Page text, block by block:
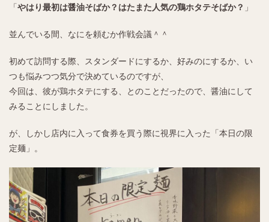
「やはり最初は醤油そばか？はたまた人気の鶏ホタテそばか？ 」
並んでいる間、なにを頼むか作戦会議＾＾
初めて訪問する際、スタンダードにするか、好みのにするか、い
つも悩みつつ気分で決めているのですが、
今回は、彼が鶏ホタテにする、とのことだったので、醤油にして
みることにしました。
が、しかし店内に入って食券を買う際に視界に入った「本日の限
定麺」。